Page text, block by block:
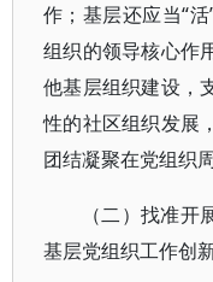
作；基层还应当“
组织的领导核心作
他基层组织建设，
性的社区组织发展
团结凝聚在党组织周
（二）找准
基层党组织工作创新